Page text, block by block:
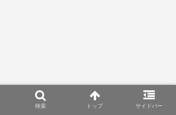
検索 トップ サイドバー